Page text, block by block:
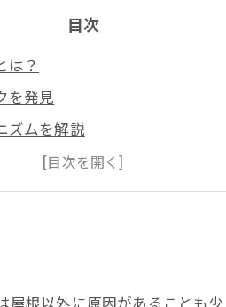
目次
は？
を発見
ズムを解説
き方と対策
策完全ガイド
根以外に原因があることも